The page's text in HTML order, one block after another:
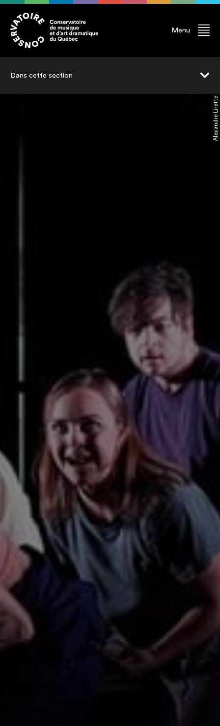
Menu
Dans cette section
Alexandre Lirette